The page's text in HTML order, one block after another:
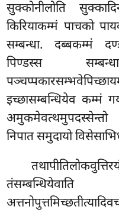
सुक्कोनीलोति
किरियाकम्मं पाचको
सम्बन्धा. दब्बकम्मं
पिण्डस्स
इच्छासम्बन्धियेव कम्मं
अमुकमेवत्थमुपदस्सेन्तो
निपात समुदायो